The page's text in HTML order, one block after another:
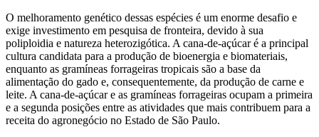
O melhoramento genético dessas espécies é um enorme desafio e
exige investimento em pesquisa de fronteira, devido à sua
poliploidia e natureza heterozigótica. A cana-de-açúcar é a principal
cultura candidata para a produção de bioenergia e biomateriais,
enquanto as gramíneas forrageiras tropicais são a base da
alimentação do gado e, consequentemente, da produção de carne e
leite. A cana-de-açúcar e as gramíneas forrageiras ocupam a primeira
e a segunda posições entre as atividades que mais contribuem para a
receita do agronegócio no Estado de São Paulo.